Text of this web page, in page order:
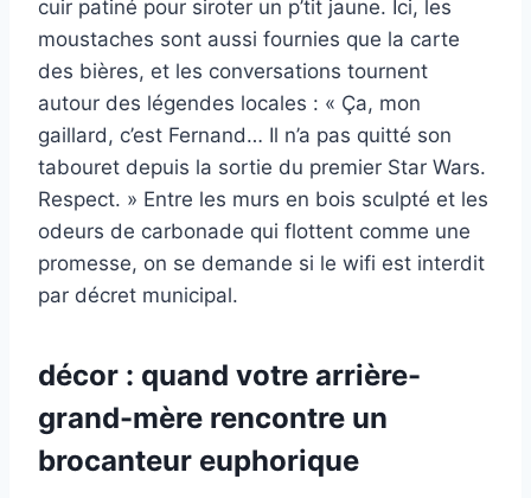
cuir patiné pour siroter un p’tit jaune. Ici, les
moustaches sont aussi fournies que la carte
des bières, et les conversations tournent
autour des légendes locales : « Ça, mon
gaillard, c’est Fernand… Il n’a pas quitté son
tabouret depuis la sortie du premier Star Wars.
Respect. » Entre les murs en bois sculpté et les
odeurs de carbonade qui flottent comme une
promesse, on se demande si le wifi est interdit
par décret municipal.
décor : quand votre arrière-
grand-mère rencontre un
brocanteur euphorique